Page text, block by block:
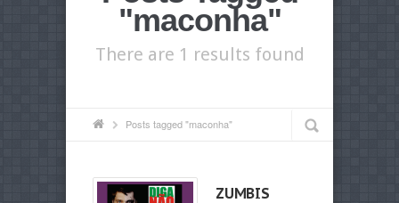
"maconha"
There are 1 results found
Posts tagged "maconha"
ZUMBIS